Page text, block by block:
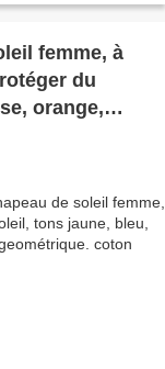
femme, à
du
orange,
coton